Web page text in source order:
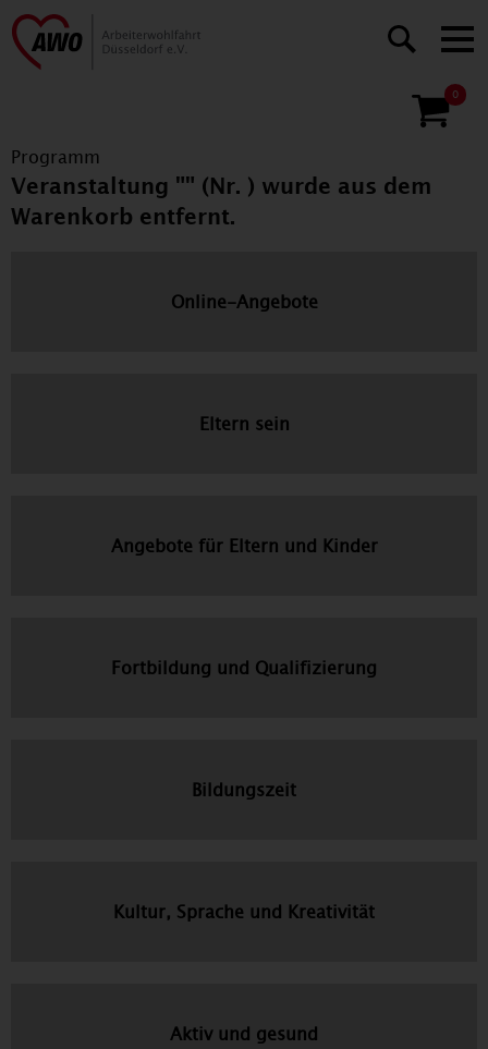
0
Programm
Veranstaltung "" (Nr. ) wurde aus dem
Warenkorb entfernt.
Online-Angebote
Eltern sein
Angebote für Eltern und Kinder
Fortbildung und Qualifizierung
Bildungszeit
Kultur, Sprache und Kreativität
Aktiv und gesund